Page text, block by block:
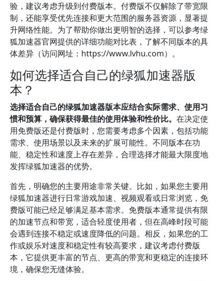
验，建议考虑升级到付费版本。付费版不仅解除了带宽限
制，还能享受优先连接和更大范围的服务器资源，显著提
升网络性能。为了帮助你做出更明智的选择，可以参考绿
狐加速器官网提供的详细功能对比表，了解不同版本的具
体差异（访问网址：https://www.lvhu.com）。
如何选择适合自己的绿狐加速器版
本？
选择适合自己的绿狐加速器版本应结合实际需求、使用习
惯和预算，确保获得最佳的使用体验和性价比。 在决定使
用免费版还是付费版时，您需要考虑多个因素，包括功能
需求、使用场景以及未来的扩展可能性。不同版本在功
能、稳定性和速度上存在差异，合理选择才能最大限度地
发挥绿狐加速器的优势。
首先，明确您的主要用途非常关键。比如，如果您主要用
绿狐加速器进行日常游戏加速、视频观看或日常浏览，免
费版可能已经足够满足基本需求。免费版本通常提供有限
的加速节点和带宽，适合轻度使用者，但在高峰时段可能
会遇到连接不稳定或速度降低的问题。相反，如果您的工
作或娱乐对速度和稳定性有较高要求，建议考虑付费版
本，它提供更丰富的节点、更高的带宽和更稳定的连接环
境，确保您无缝体验。